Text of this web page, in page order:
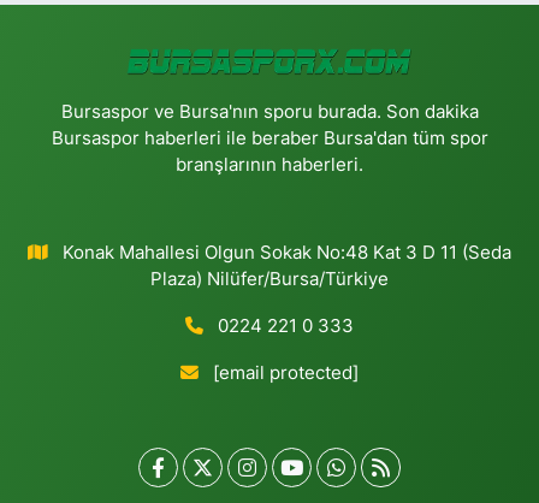
Bursaspor ve Bursa'nın sporu burada. Son dakika
Bursaspor haberleri ile beraber Bursa'dan tüm spor
branşlarının haberleri.
Konak Mahallesi Olgun Sokak No:48 Kat 3 D 11 (Seda
Plaza) Nilüfer/Bursa/Türkiye
0224 221 0 333
[email protected]